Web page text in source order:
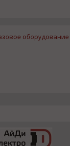
оборудование